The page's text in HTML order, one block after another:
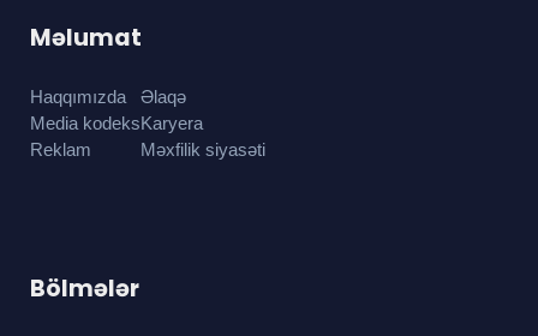
Məlumat
Haqqımızda
Media kodeks
Reklam
Əlaqə
Karyera
Məxfilik siyasəti
Bölmələr